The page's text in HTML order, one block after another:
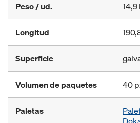
Peso / ud. 14,9
Longitud
Superficie
Volumen de paquetes 40
Paletas